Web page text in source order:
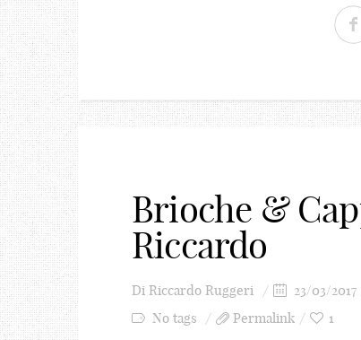
Brioche &
Riccardo
Di Riccardo Ruggeri 23/03/2017
No tags
Permalink 1